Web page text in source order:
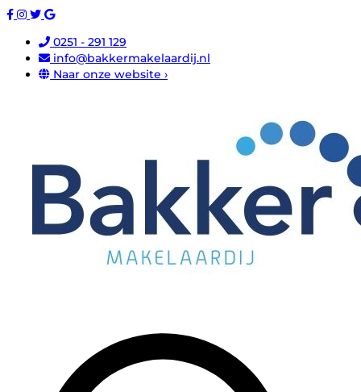
0251 - 291 129
info@bakkermakelaardij.nl
Naar onze website ›